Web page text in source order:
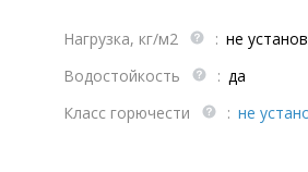
Нагрузка, кг/м2 : не
Водостойкость
: да
Класс горючести
: не